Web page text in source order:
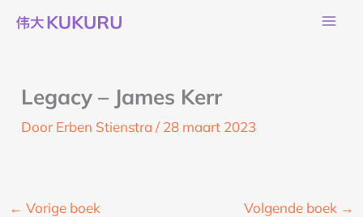
naar
Legacy – James Kerr
Door Erben Stienstra/ 28 maart 2023
← Vorige boek Volgende boek →